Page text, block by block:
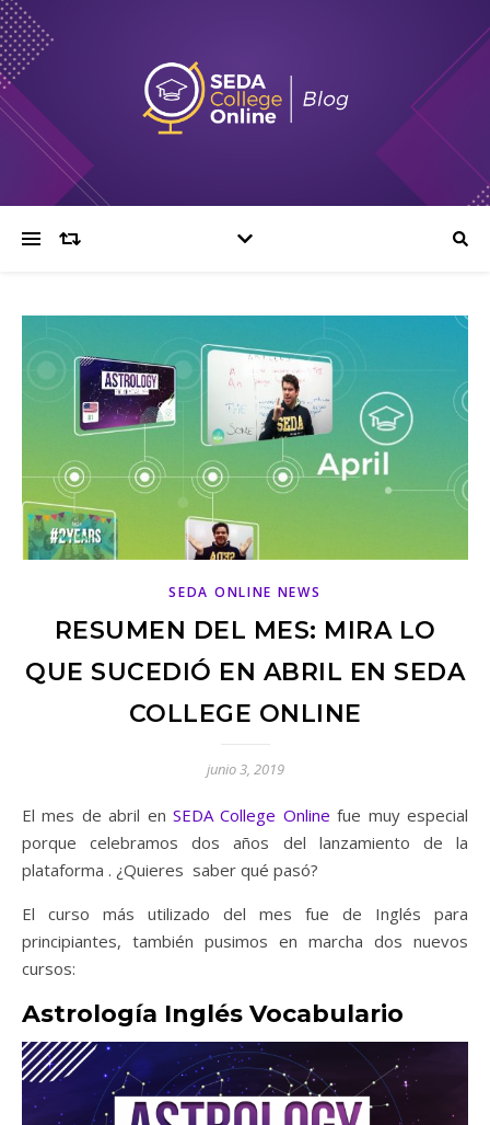
SEDA ONLINE NEWS
RESUMEN DEL MES: MIRA LO
QUE SUCEDIÓ EN ABRIL EN SEDA
COLLEGE ONLINE
junio 3, 2019
El mes de abril en SEDA College Online fue muy especial
porque celebramos dos años del lanzamiento de la
plataforma . ¿Quieres saber qué pasó?
El curso más utilizado del mes fue de Inglés para
principiantes, también pusimos en marcha dos nuevos
cursos:
Astrología Inglés Vocabulario